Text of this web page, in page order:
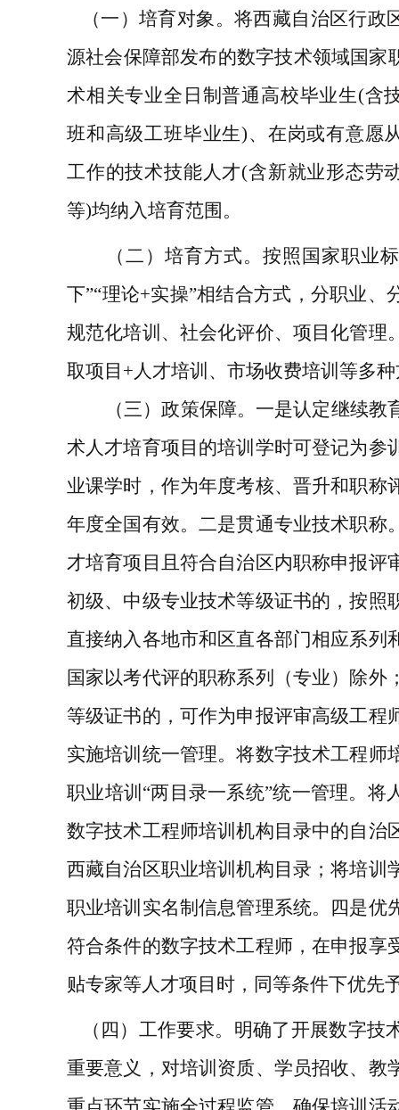
（一）培育对象 。将西藏自治区行政
源社会保障部发布的数字技术领域国家
术相关专业全日制普通高校毕业生(含
班和高级工班毕业生)、在岗或有意愿
工作的技术技能人才(含新就业形态劳
等)均纳入培育范围 。
（二 ） 培育方式。 按照国家职业
下”“理论+实操”相结合方式 ，分职业、
规范化培训、社会化评价、项目化管理
取项目 +人才培训、市场收费培训 等多种
（三 ）政策保障。 一是认定继续教
术人才培育项目的培训学时可登记为参
业课学时，作为年度考核、晋升和职称
年度全国有效。二是贯通专业技术职称
才培育项目且符合自治区内职称申报评
初级、中级专业技术等级证书的，按照
直接纳入各地市和区直各部门相应系列
国家以考代评的职称系列（专业）除外
等级证书的， 可作为申报评审高级工程
实施培训 统一管理。将数字技术工程师
职业培训 “两目录一系统”统一管理。将
数字技术工程师培训机构目录中的自治
西藏自治区职业培训机构目录；将培训
职业培训实名制信息管理系统。 四是优
符合条件的数字技术工程师，在申报享
贴专家等人才项目时，同等条件下优先
（ 四 ）工作要求。 明确了开展数字技
重要意义 ， 对培训资质、学员招收、教